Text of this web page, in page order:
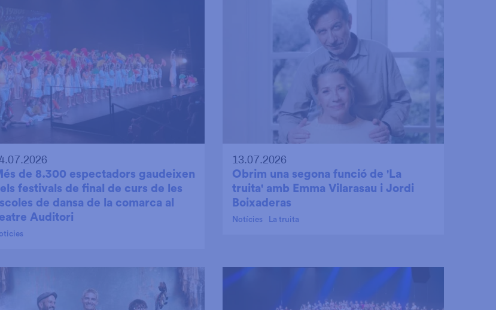
de 8.300 espectadors gaudeixen
festivals de final de curs de les
de dansa de la comarca al
Auditori
13.07.2026
Obrim una segona funció de 'La
truita' amb Emma Vilarasau i Jordi
Boixaderas
Notícies La truita